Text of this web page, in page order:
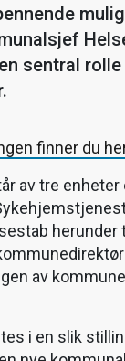
sentral
finner du
av tre enheter
herunder
av
i en slik